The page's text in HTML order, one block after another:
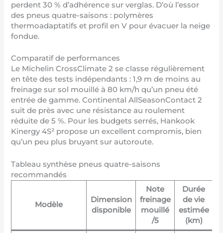
perdent 30 % d’adhérence sur verglas. D’où l’essor
des pneus quatre-saisons : polymères
thermoadaptatifs et profil en V pour évacuer la neige
fondue.
Comparatif de performances
Le Michelin CrossClimate 2 se classe régulièrement
en tête des tests indépendants : 1,9 m de moins au
freinage sur sol mouillé à 80 km/h qu’un pneu été
entrée de gamme. Continental AllSeasonContact 2
suit de près avec une résistance au roulement
réduite de 5 %. Pour les budgets serrés, Hankook
Kinergy 4S² propose un excellent compromis, bien
qu’un peu plus bruyant sur autoroute.
Tableau synthèse pneus quatre-saisons
recommandés
Modèle
Dimension
disponible
Note
freinage
mouillé
/5
Durée
de vie
estimée
(km)